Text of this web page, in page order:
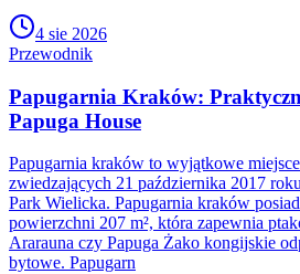
4 sie 2026
Przewodnik
Papugarnia Kraków:
Papuga House
Papugarnia kraków to wyjątkowe
zwiedzających 21 października 2017
Park Wielicka. Papugarnia kraków
powierzchni 207 m², która zapewnia
Ararauna czy Papuga Żako kongijskie
bytowe. Papugarn